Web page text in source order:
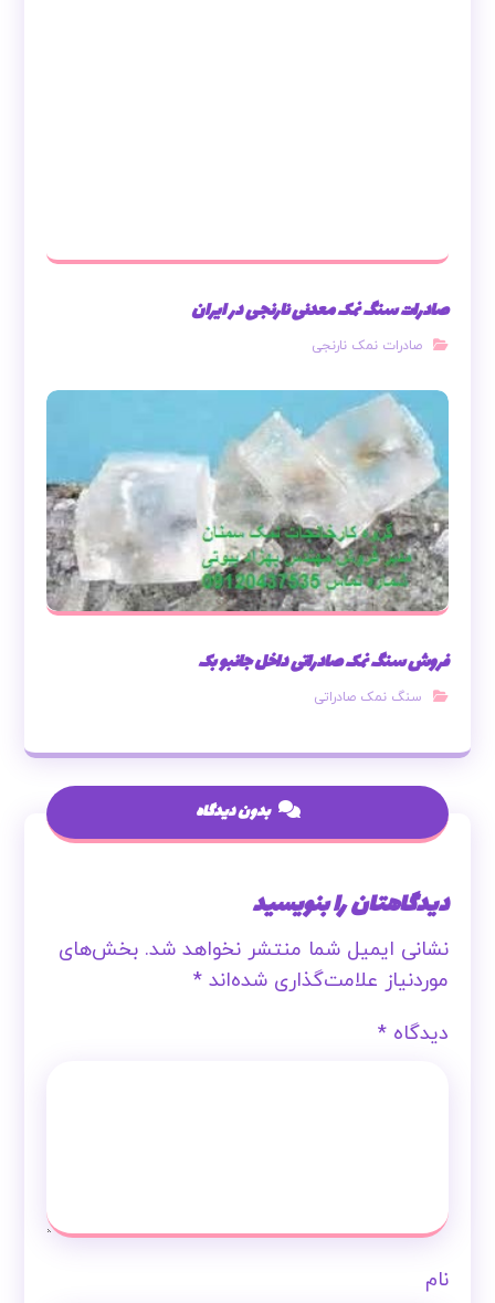
صادرات سنگ نمک معدنی نارنجی در ایران
صادرات نمک نارنجی
فروش سنگ نمک صادراتی داخل جانبو بک
سنگ نمک صادراتی
بدون دیدگاه
دیدگاهتان را بنویسید
نشانی ایمیل شما منتشر نخواهد شد. بخش‌های
موردنیاز علامت‌گذاری شده‌اند*
دیدگاه*
نام